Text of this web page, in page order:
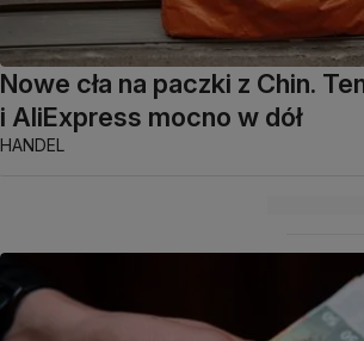
Nowe cła na paczki z Chin.
i AliExpress mocno w dół
HANDEL